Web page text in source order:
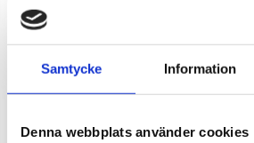
Samtycke Information
Denna webbplats använder cookies